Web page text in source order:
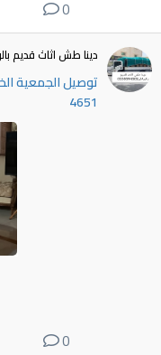
0
دينا طش اثاث قديم
4651
0